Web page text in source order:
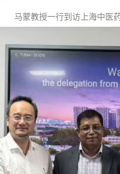
马蒙教授一行到访上海中医